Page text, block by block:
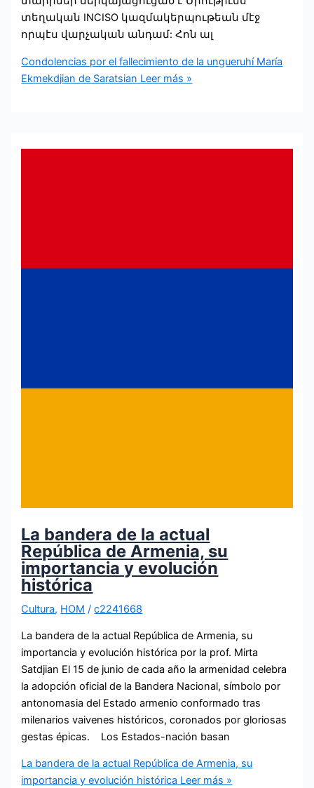
տեղական INCISO կազմակերպութեան մէջ
որպէս վարչական անդամ: Հոն ալ
Condolencias por el fallecimiento de la ungueruhí María
Ekmekdjian de Saratsian Leer más »
La bandera de la actual
República de Armenia, su
importancia y evolución
histórica
Cultura, HOM /c2241668
La bandera de la actual República de Armenia, su
importancia y evolución histórica por la prof. Mirta
Satdjian El 15 de junio de cada año la armenidad celebra
la adopción oficial de la Bandera Nacional, símbolo por
antonomasia del Estado armenio conformado tras
milenarios vaivenes históricos, coronados por gloriosas
gestas épicas. Los Estados-nación basan
La bandera de la actual República de Armenia, su
importancia y evolución histórica Leer más »